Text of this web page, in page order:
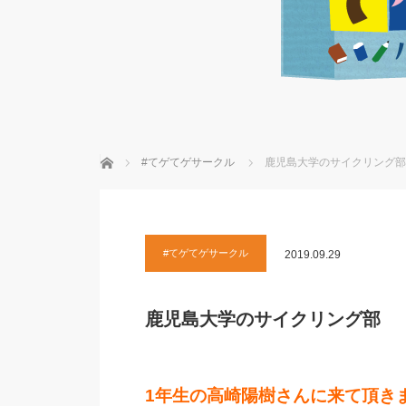
ホーム #てゲてゲサークル 鹿児島大学のサイクリング部
#てゲてゲサークル 2019.09.29
鹿児島大学のサイクリング部
1年生の高崎陽樹さんに来て頂き